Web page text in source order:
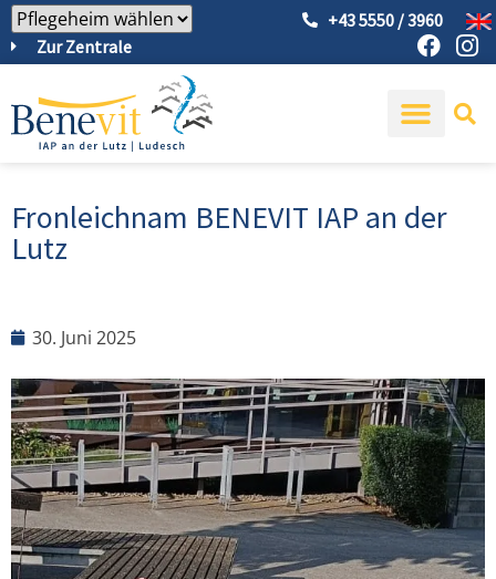
Zur Zentrale
+43 5550 / 3960
Fronleichnam BENEVIT IAP an der
Lutz
30. Juni 2025